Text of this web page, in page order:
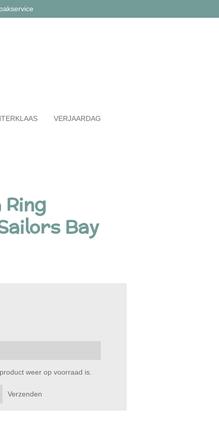
VERJAARDAG
Bay
weer op voorraad is.
Verzenden